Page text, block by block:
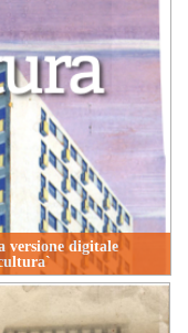
versione digitale